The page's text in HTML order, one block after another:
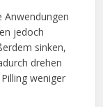
Anwendungen
jedoch
sinken,
drehen
weniger